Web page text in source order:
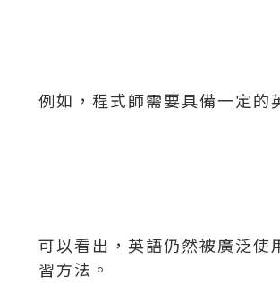
例如，程式師需要具備一定的
可以看出，英語仍然被廣泛使
習方法。